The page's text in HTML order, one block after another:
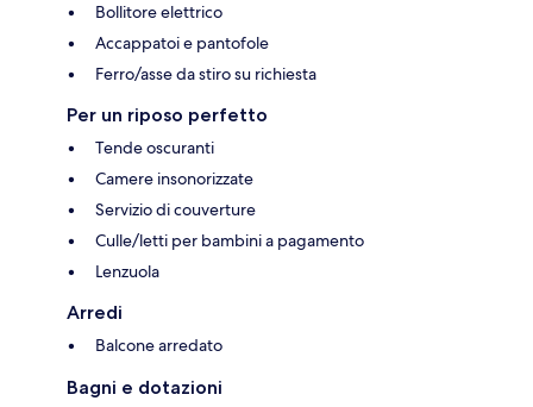
Bollitore elettrico
Accappatoi e pantofole
Ferro/asse da stiro su richiesta
Per un riposo perfetto
Tende oscuranti
Camere insonorizzate
Servizio di couverture
Culle/letti per bambini a pagamento
Lenzuola
Arredi
Balcone arredato
Bagni e dotazioni